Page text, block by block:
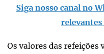
Siga nosso canal no
relevantes
Os valores das refeições